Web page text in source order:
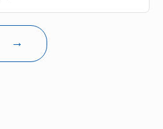
→